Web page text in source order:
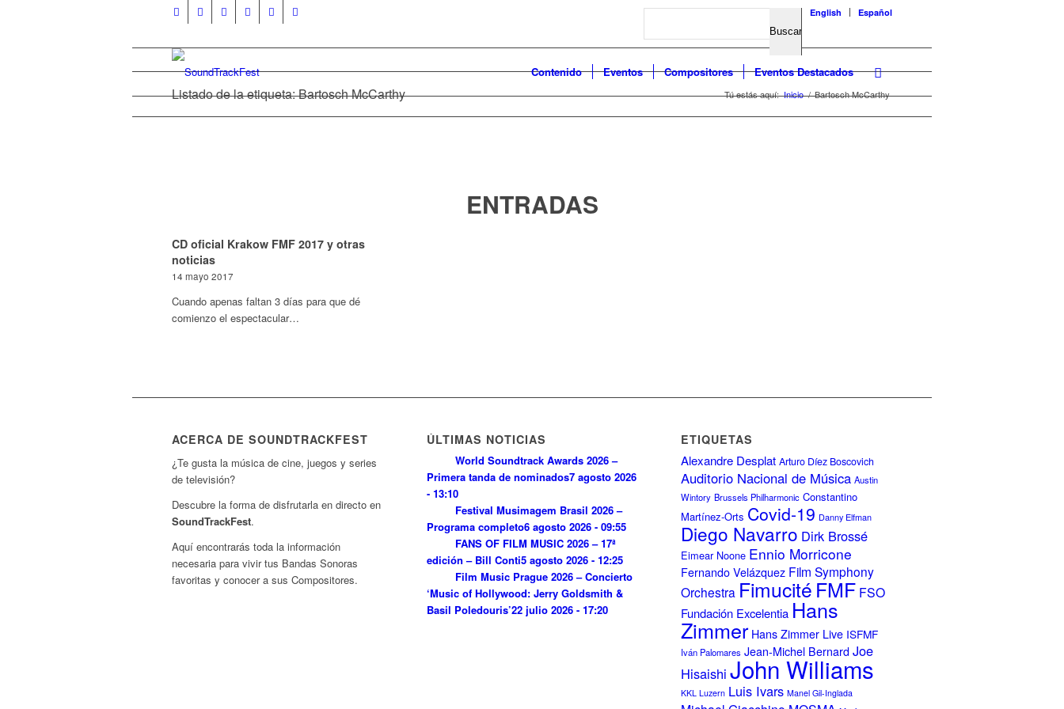
Search English Español
Contenido Eventos Compositores Eventos Destacados
Listado de la etiqueta: Bartosch McCarthy Tú estás aquí: Inicio / Bartosch McCarthy
ENTRADAS
CD oficial Krakow FMF 2017 y otras
noticias
14 mayo 2017
Cuando apenas faltan 3 días para que dé
comienzo el espectacular…
ACERCA DE SOUNDTRACKFEST
¿Te gusta la música de cine, juegos y series
de televisión?
Descubre la forma de disfrutarla en directo en
SoundTrackFest.
Aquí encontrarás toda la información
necesaria para vivir tus Bandas Sonoras
favoritas y conocer a sus Compositores.
ÚLTIMAS NOTICIAS
World Soundtrack Awards 2026 –
Primera tanda de nominados7 agosto 2026
- 13:10
Festival Musimagem Brasil 2026 –
Programa completo6 agosto 2026 - 09:55
FANS OF FILM MUSIC 2026 – 17ª
edición – Bill Conti5 agosto 2026 - 12:25
Film Music Prague 2026 – Concierto
‘Music of Hollywood: Jerry Goldsmith &
Basil Poledouris’22 julio 2026 - 17:20
ETIQUETAS
Alexandre Desplat Arturo Díez Boscovich
Auditorio Nacional de Música Austin
Wintory Brussels Philharmonic Constantino
Martínez-Orts Covid-19 Danny Elfman
Diego Navarro Dirk Brossé
Eimear Noone Ennio Morricone
Fernando Velázquez Film Symphony
Orchestra Fimucité FMF FSO
Fundación Excelentia Hans
Zimmer Hans Zimmer Live ISFMF
Iván Palomares Jean-Michel Bernard Joe
Hisaishi John Williams
KKL Luzern Luis Ivars Manel Gil-Inglada